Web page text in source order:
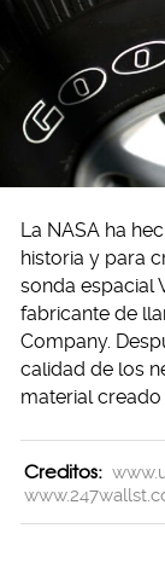
La NASA ha
historia y para
sonda espacial
fabricante de
Company.
calidad de los
material
Creditos: